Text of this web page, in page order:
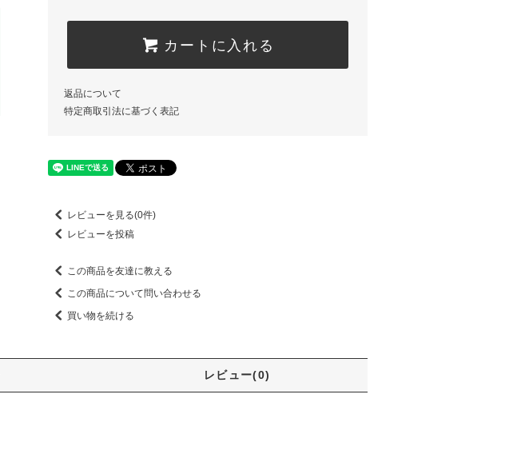
カートに入れる
返品について
特定商取引法に基づく表記
レビューを見る(0件)
レビューを投稿
この商品を友達に教える
この商品について問い合わせる
買い物を続ける
レビュー(0)